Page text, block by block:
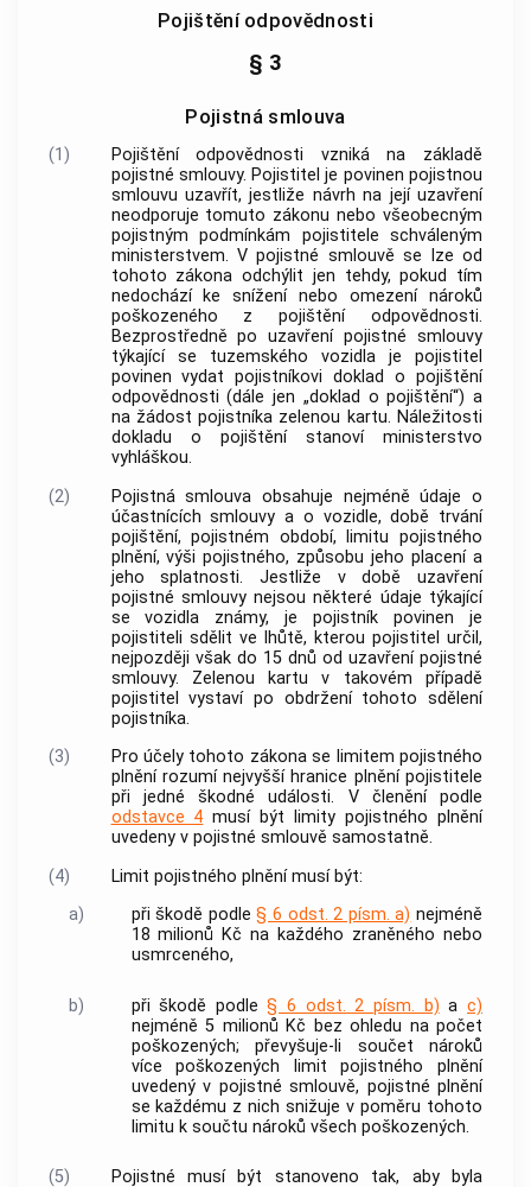
Pojištění odpovědnosti
§ 3
Pojistná smlouva
(1)
Pojištění odpovědnosti vzniká na základě
pojistné smlouvy. Pojistitel je povinen pojistnou
smlouvu uzavřít, jestliže návrh na její uzavření
neodporuje tomuto zákonu nebo všeobecným
pojistným podmínkám pojistitele schváleným
ministerstvem. V pojistné smlouvě se lze od
tohoto zákona odchýlit jen tehdy, pokud tím
nedochází ke snížení nebo omezení nároků
poškozeného z pojištění odpovědnosti.
Bezprostředně po uzavření pojistné smlouvy
týkající se tuzemského vozidla je pojistitel
povinen vydat pojistníkovi doklad o pojištění
odpovědnosti (dále jen „doklad o pojištění“) a
na žádost pojistníka zelenou kartu. Náležitosti
dokladu o pojištění stanoví ministerstvo
vyhláškou.
(2)
Pojistná smlouva obsahuje nejméně údaje o
účastnících smlouvy a o vozidle, době trvání
pojištění, pojistném období, limitu pojistného
plnění, výši pojistného, způsobu jeho placení a
jeho splatnosti. Jestliže v době uzavření
pojistné smlouvy nejsou některé údaje týkající
se vozidla známy, je pojistník povinen je
pojistiteli sdělit ve lhůtě, kterou pojistitel určil,
nejpozději však do 15 dnů od uzavření pojistné
smlouvy. Zelenou kartu v takovém případě
pojistitel vystaví po obdržení tohoto sdělení
pojistníka.
(3)
Pro účely tohoto zákona se limitem pojistného
plnění rozumí nejvyšší hranice plnění pojistitele
při jedné škodné události. V členění podle
odstavce 4 musí být limity pojistného plnění
uvedeny v pojistné smlouvě samostatně.
(4)
Limit pojistného plnění musí být:
a)
při škodě podle§ 6 odst. 2 písm. a) nejméně
18 milionů Kč na každého zraněného nebo
usmrceného,
b) při škodě podle§ 6 odst. 2 písm. b) ac)
nejméně 5 milionů Kč bez ohledu na počet
poškozených; převyšuje-li součet nároků
více poškozených limit pojistného plnění
uvedený v pojistné smlouvě, pojistné plnění
se každému z nich snižuje v poměru tohoto
limitu k součtu nároků všech poškozených.
(5) Pojistné musí být stanoveno tak, aby byla